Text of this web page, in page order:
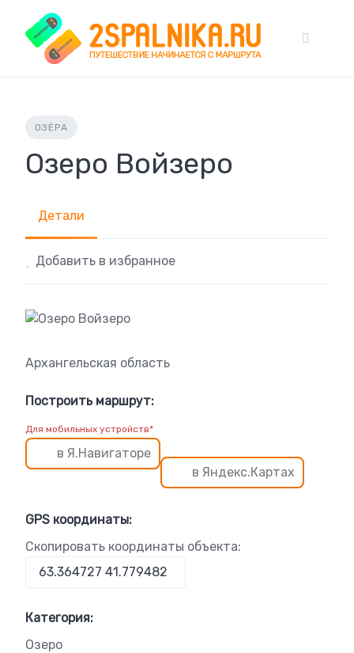
content
ОЗЁРА
Озеро Войзеро
Детали
Добавить в избранное
Архангельская область
Построить маршрут:
Для мобильных устройств*
в Я.Навигаторе
в Яндекс.Картах
GPS координаты:
Скопировать координаты объекта:
Категория:
Озеро